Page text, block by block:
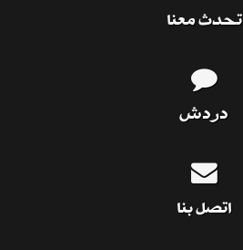
تحدث معنا
دردش
اتصل بنا